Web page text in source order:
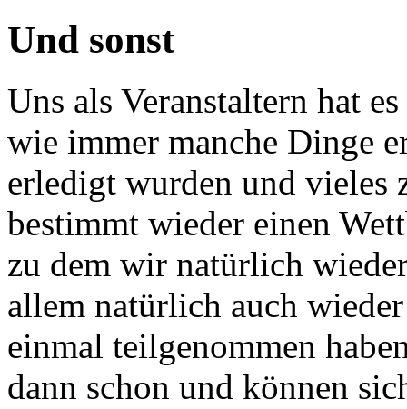
Und sonst
Uns als Veranstaltern hat
wie immer manche Dinge
erledigt wurden und vieles
bestimmt wieder einen
zu dem wir natürlich
allem natürlich auch
einmal teilgenommen
dann schon und können